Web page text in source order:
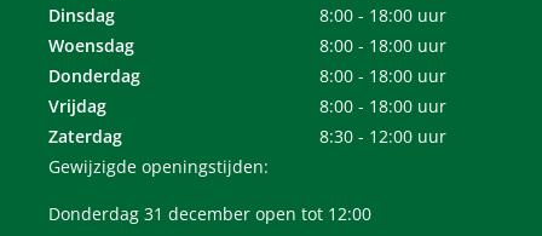
Dinsdag
8:00 - 18:00 uur
Woensdag
8:00 - 18:00 uur
Donderdag
8:00 - 18:00 uur
Vrijdag
8:00 - 18:00 uur
Zaterdag
8:30 - 12:00 uur
Gewijzigde openingstijden:
Donderdag 31 december open tot 12:00